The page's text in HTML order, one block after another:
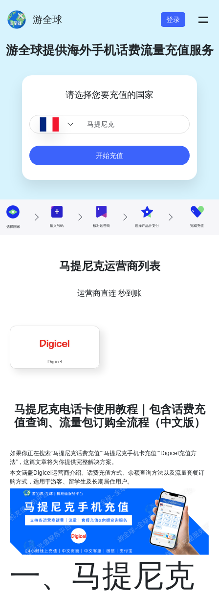
游全球 登录 =
游全球提供海外手机话费流量充值服务
请选择您要充值的国家
开始充值
选择国家 输入号码 核对运营商 选择产品并支付 完成充值
马提尼克运营商列表
运营商直连 秒到账
Digicel
马提尼克电话卡使用教程｜包含话费充
值查询、流量包订购全流程（中文版）
如果你正在搜索“马提尼克话费充值”“马提尼克手机卡充值”“Digicel充值方
法”，这篇文章将为你提供完整解决方案。
本文涵盖Digicel运营商介绍、话费充值方式、余额查询方法以及流量套餐订
购方式，适用于游客、留学生及长期居住用户。
一、马提尼克